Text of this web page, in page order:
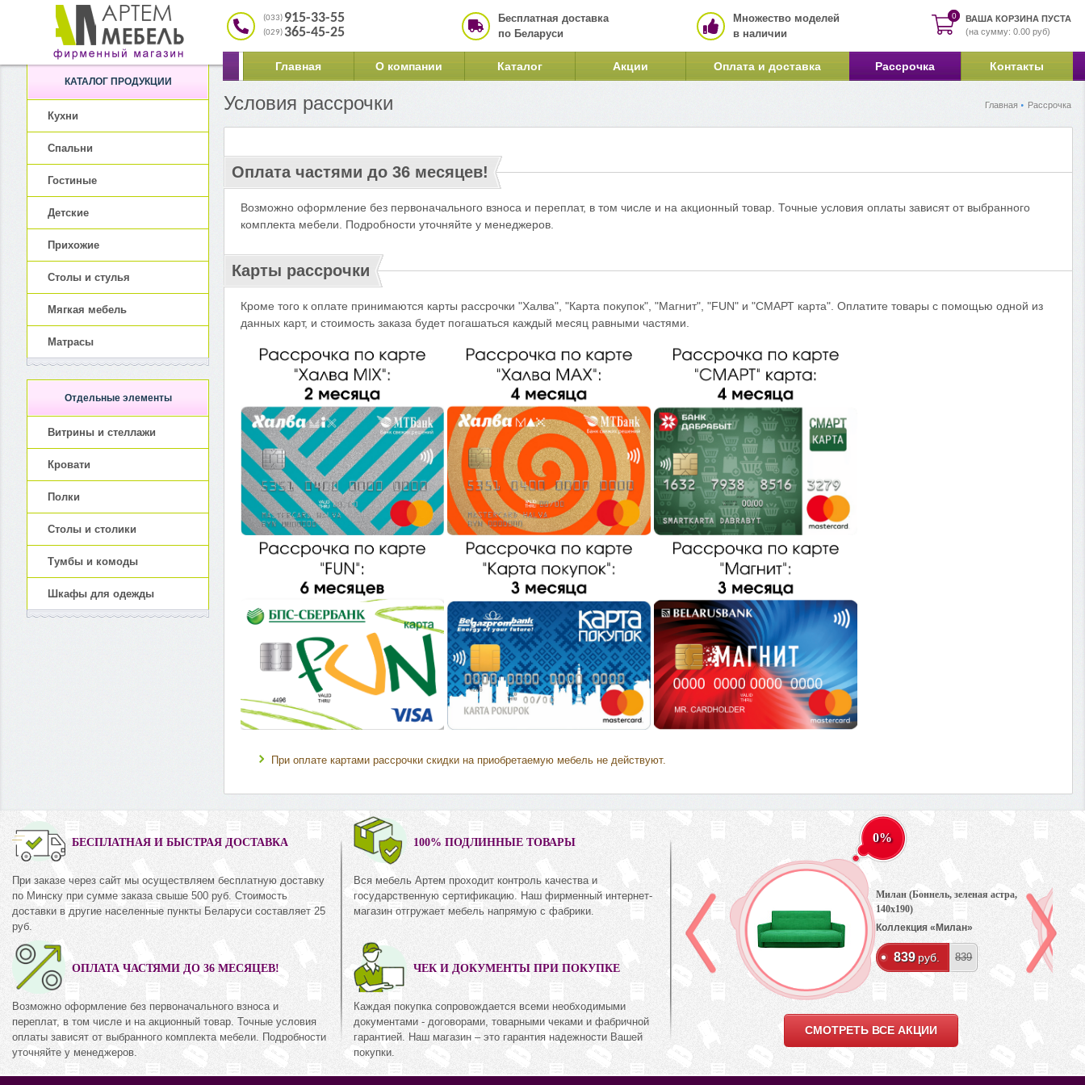
0
0
ВАША КОРЗИНА ПУСТА
(на сумму: 0.00 руб)
(033) 915-33-55
(029) 365-45-25
Бесплатная доставка
по Беларуси
Множество моделей
в наличии
Главная О компании Каталог Акции Оплата и доставка Рассрочка Контакты
Главная Рассрочка
Условия рассрочки
Оплата частями до 36 месяцев!
Возможно оформление без первоначального взноса и переплат, в том числе и на акционный товар. Точные условия оплаты зависят от выбранного
комплекта мебели. Подробности уточняйте у менеджеров.
Карты рассрочки
Кроме того к оплате принимаются карты рассрочки "Халва", "Карта покупок", "Магнит", "FUN" и "СМАРТ карта". Оплатите товары с помощью одной из
данных карт, и стоимость заказа будет погашаться каждый месяц равными частями.
При оплате картами рассрочки скидки на приобретаемую мебель не действуют.
КАТАЛОГ ПРОДУКЦИИ
Кухни
Спальни
Гостиные
Детские
Прихожие
Столы и стулья
Мягкая мебель
Матрасы
Отдельные элементы
Витрины и стеллажи
Кровати
Полки
Столы и столики
Тумбы и комоды
Шкафы для одежды
БЕСПЛАТНАЯ И БЫСТРАЯ ДОСТАВКА
При заказе через сайт мы осуществляем бесплатную доставку
по Минску при сумме заказа свыше 500 руб. Стоимость
доставки в другие населенные пункты Беларуси составляет 25
руб.
ОПЛАТА ЧАСТЯМИ ДО 36 МЕСЯЦЕВ!
Возможно оформление без первоначального взноса и
переплат, в том числе и на акционный товар. Точные условия
оплаты зависят от выбранного комплекта мебели. Подробности
уточняйте у менеджеров.
100% ПОДЛИННЫЕ ТОВАРЫ
Вся мебель Артем проходит контроль качества и
государственную сертификацию. Наш фирменный интернет-
магазин отгружает мебель напрямую с фабрики.
ЧЕК И ДОКУМЕНТЫ ПРИ ПОКУПКЕ
Каждая покупка сопровождается всеми необходимыми
документами - договорами, товарными чеками и фабричной
гарантией. Наш магазин – это гарантия надежности Вашей
покупки.
(Боннель, рогожка
экокожа,
«Лондон»
руб. 820
0%
Лондон (Боннель, серая
рогожка-черная экокожа,
140х190)
879
0%
Лондон (Боннель, серая
рогожка, 120х190)
0%
Милан (Боннель, зеленая астра,
140х190)
Коллекция «Милан»
839 руб. 839
СМОТРЕТЬ ВСЕ АКЦИИ